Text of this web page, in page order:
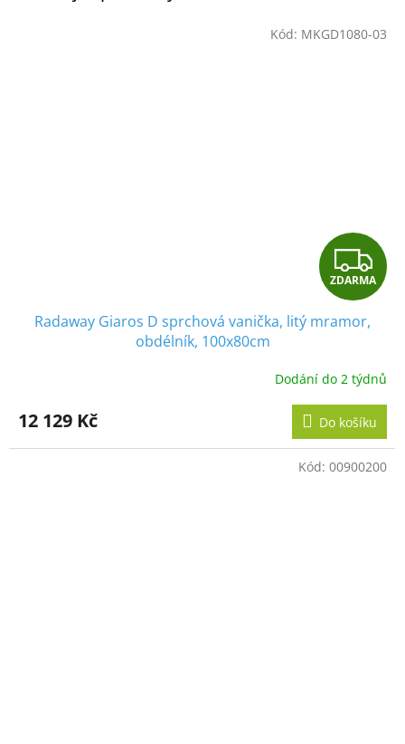
Z
D
R
M
A
ZDARMA
Radaway Giaros D sprchová vanička, litý mramor,
obdélník, 100x80cm
Dodání do 2 týdnů
12 129 Kč Do košíku
Kód: MKGD1080-03
Kód: 00900200